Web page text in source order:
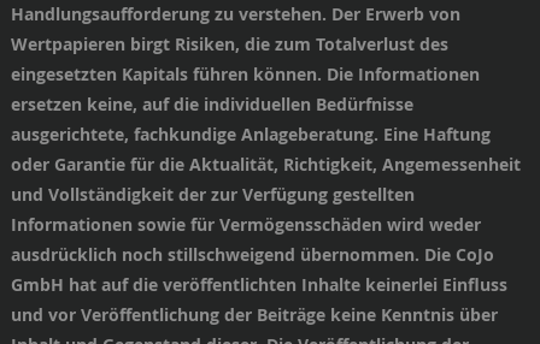
Handlungsaufforderung zu verstehen. Der Erwerb von
Wertpapieren birgt Risiken, die zum Totalverlust des
eingesetzten Kapitals führen können. Die Informationen
ersetzen keine, auf die individuellen Bedürfnisse
ausgerichtete, fachkundige Anlageberatung. Eine Haftung
oder Garantie für die Aktualität, Richtigkeit, Angemessenheit
und Vollständigkeit der zur Verfügung gestellten
Informationen sowie für Vermögensschäden wird weder
ausdrücklich noch stillschweigend übernommen. Die CoJo
GmbH hat auf die veröffentlichten Inhalte keinerlei Einfluss
und vor Veröffentlichung der Beiträge keine Kenntnis über